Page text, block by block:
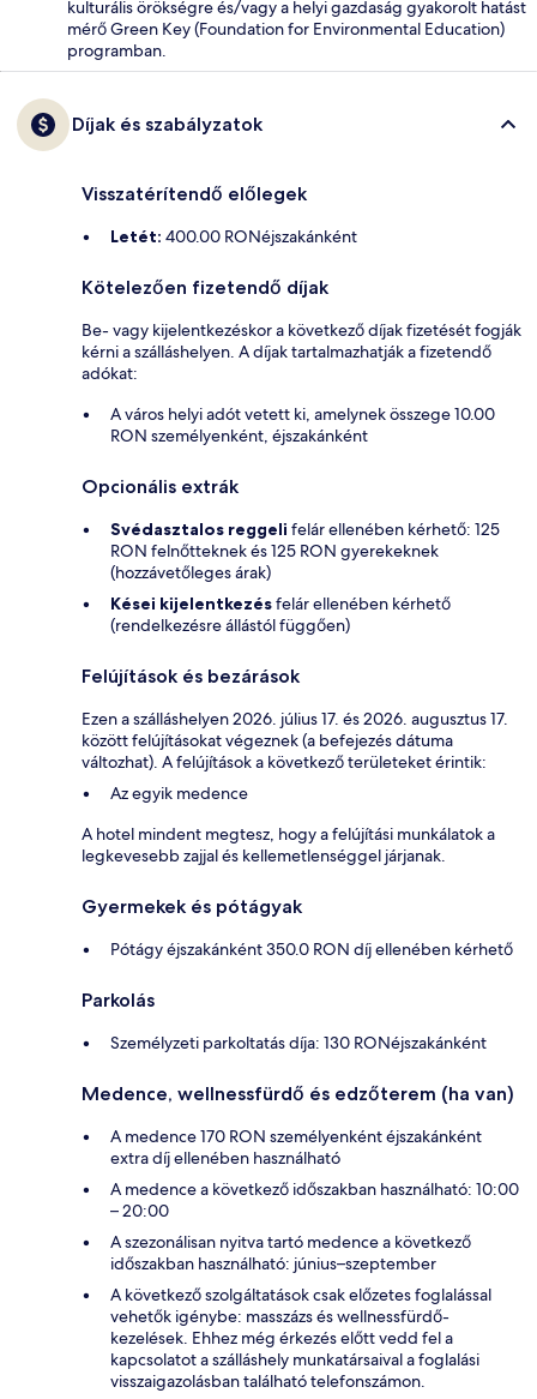
kulturális örökségre és/vagy a helyi gazdaság gyakorolt hatást
mérő Green Key (Foundation for Environmental Education)
programban.
Díjak és szabályzatok
Visszatérítendő előlegek
Letét: 400.00 RONéjszakánként
Kötelezően fizetendő díjak
Be- vagy kijelentkezéskor a következő díjak fizetését fogják
kérni a szálláshelyen. A díjak tartalmazhatják a fizetendő
adókat:
A város helyi adót vetett ki, amelynek összege 10.00
RON személyenként, éjszakánként
Opcionális extrák
Svédasztalos reggeli felár ellenében kérhető: 125
RON felnőtteknek és 125 RON gyerekeknek
(hozzávetőleges árak)
Kései kijelentkezésfelár ellenében kérhető
(rendelkezésre állástól függően)
Felújítások és bezárások
Ezen a szálláshelyen 2026. július 17. és 2026. augusztus 17.
között felújításokat végeznek (a befejezés dátuma
változhat). A felújítások a következő területeket érintik:
Az egyik medence
A hotel mindent megtesz, hogy a felújítási munkálatok a
legkevesebb zajjal és kellemetlenséggel járjanak.
Gyermekek és pótágyak
Pótágy éjszakánként 350.0 RON díj ellenében kérhető
Parkolás
Személyzeti parkoltatás díja: 130 RONéjszakánként
Medence, wellnessfürdő és edzőterem (ha van)
A medence 170 RON személyenként éjszakánként
extra díj ellenében használható
A medence a következő időszakban használható: 10:00
– 20:00
A szezonálisan nyitva tartó medence a következő
időszakban használható: június–szeptember
A következő szolgáltatások csak előzetes foglalással
vehetők igénybe: masszázs és wellnessfürdő-
kezelések. Ehhez még érkezés előtt vedd fel a
kapcsolatot a szálláshely munkatársaival a foglalási
visszaigazolásban található telefonszámon.